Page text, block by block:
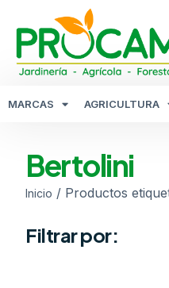
MARCAS AGRICULTURA
Bertolini
Inicio / Productos
Filtrar por: